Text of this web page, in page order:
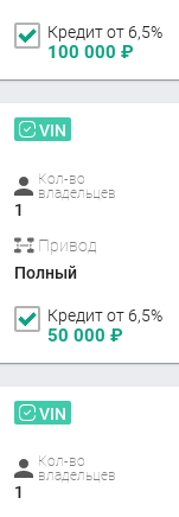
Кредит от 6,5%
100 000 ₽
VIN
Кол-во
владельцев
1
Привод
Полный
Кредит от 6,5%
50 000 ₽
VIN
Кол-во
владельцев
1